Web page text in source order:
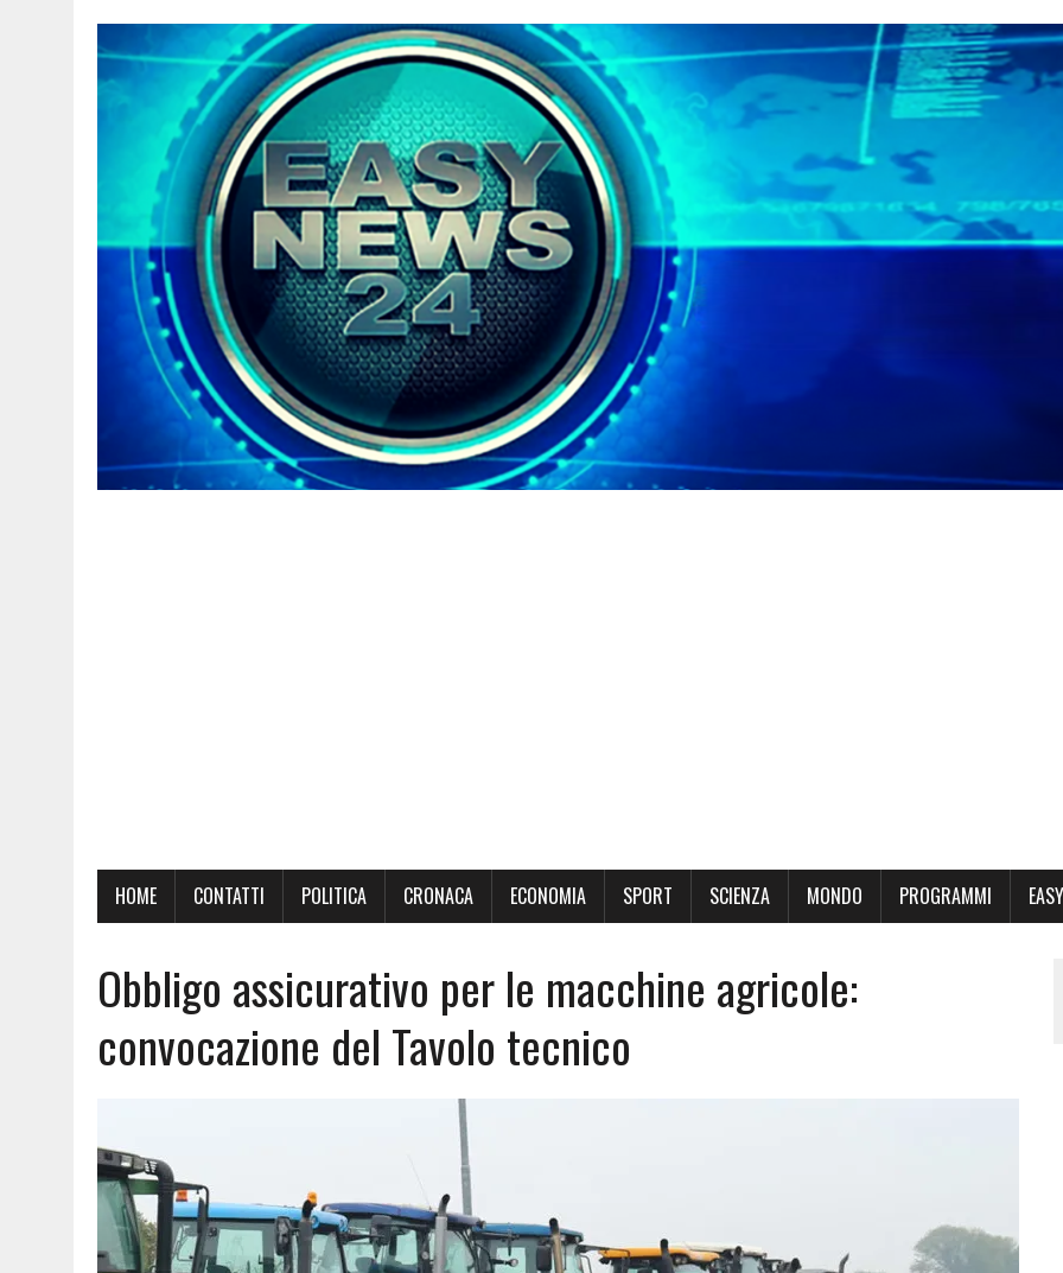
HOME CONTATTI POLITICA CRONACA ECONOMIA SPORT SCIENZA MONDO PROGRAMMI
Obbligo assicurativo per le macchine agricole:
convocazione del Tavolo tecnico